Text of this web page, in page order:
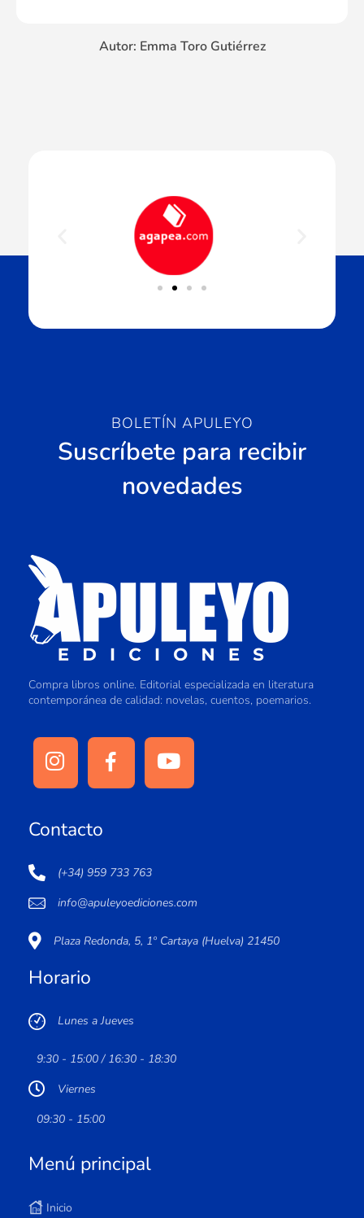
Autor: Emma Toro Gutiérrez
BOLETÍN APULEYO
Suscríbete para recibir
novedades
Compra libros online. Editorial especializada en literatura
contemporánea de calidad: novelas, cuentos, poemarios.
Contacto
(+34) 959 733 763
info@apuleyoediciones.com
Plaza Redonda, 5, 1º Cartaya (Huelva) 21450
Horario
Lunes a Jueves
9:30 - 15:00 / 16:30 - 18:30
Viernes
09:30 - 15:00
Menú principal
Inicio